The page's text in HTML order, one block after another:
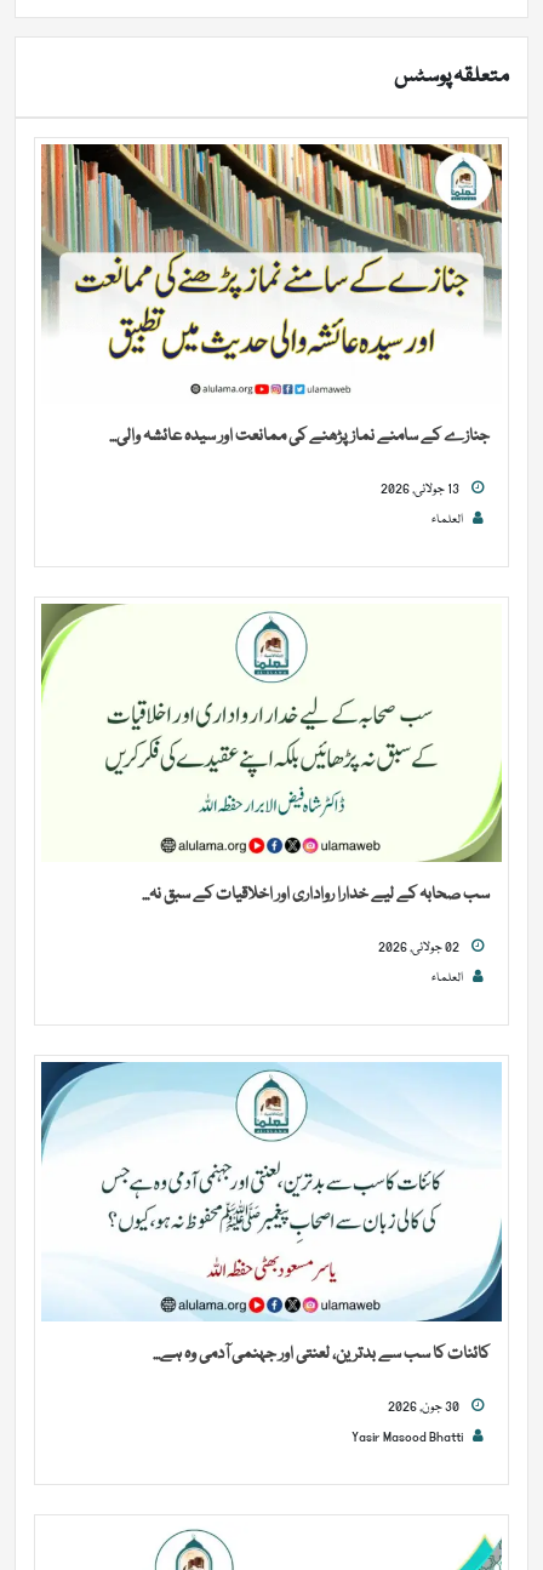
متعلقہ پوسٹس
جنازے کے سامنے نماز پڑھنے کی ممانعت اور سیدہ عائشہ والی...
العلماء
سب صحابہ کے لیے خدارا رواداری اور اخلاقیات کے سبق نہ...
العلماء
کائنات کا سب سے بدترین، لعنتی اور جہنمی آدمی وہ ہے...
Yasir Masood Bhatti